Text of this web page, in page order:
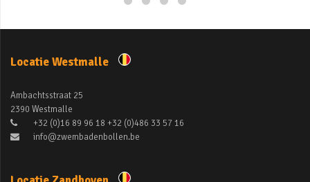
Locatie Westmalle
Ambachtsstraat 25
2390 Westmalle
+32 (0)16 89 96 18 +32 (0)486 33 57 16
info@zwembadenbollen.be